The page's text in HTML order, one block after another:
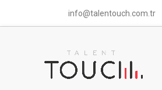
info@talentouch.com.tr